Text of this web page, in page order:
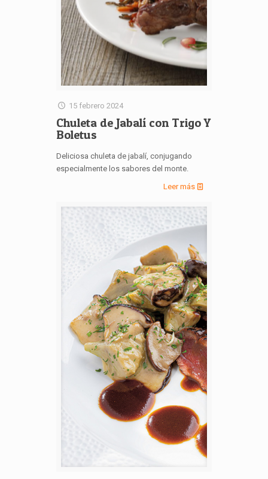
15 febrero 2024
Chuleta de Jabalí con Trigo Y
Boletus
Deliciosa chuleta de jabalí, conjugando
especialmente los sabores del monte.
Leer más